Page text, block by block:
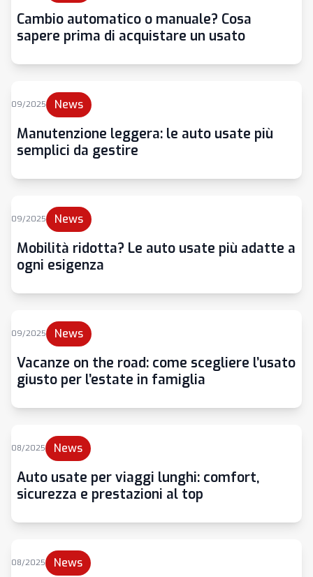
Cambio automatico o manuale? Cosa
sapere prima di acquistare un usato
09/2025 News
Manutenzione leggera: le auto usate più
semplici da gestire
09/2025 News
Mobilità ridotta? Le auto usate più adatte a
ogni esigenza
09/2025 News
Vacanze on the road: come scegliere l’usato
giusto per l’estate in famiglia
08/2025 News
Auto usate per viaggi lunghi: comfort,
sicurezza e prestazioni al top
08/2025 News